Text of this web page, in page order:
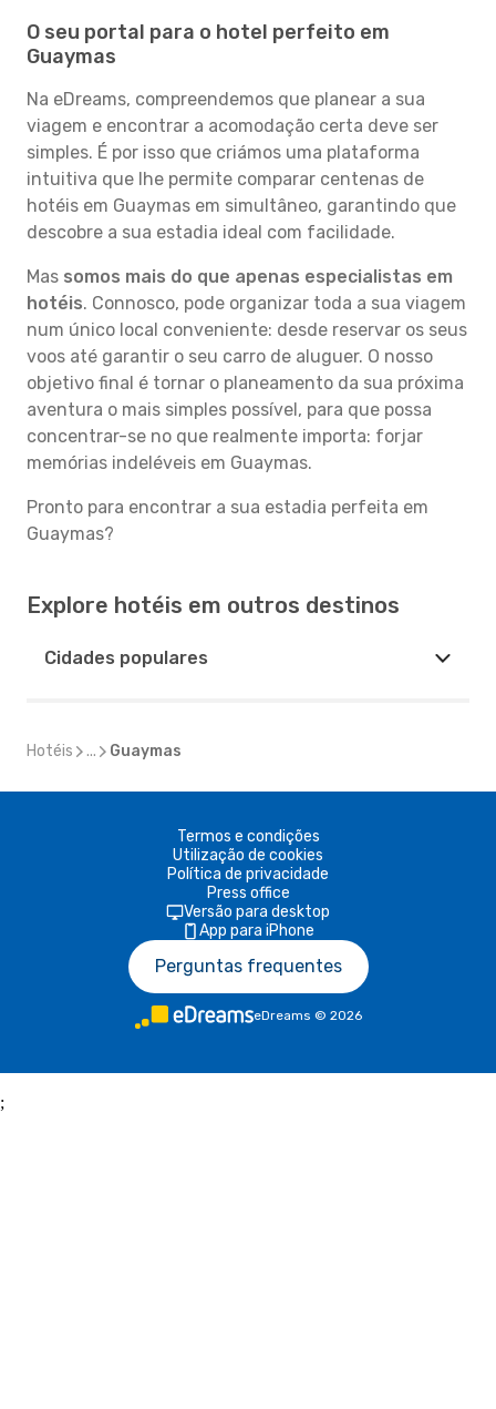
O seu portal para o hotel perfeito em
Guaymas
Na eDreams, compreendemos que planear a sua
viagem e encontrar a acomodação certa deve ser
simples. É por isso que criámos uma plataforma
intuitiva que lhe permite comparar centenas de
hotéis em Guaymas em simultâneo, garantindo que
descobre a sua estadia ideal com facilidade.
Mas somos mais do que apenas especialistas em
hotéis. Connosco, pode organizar toda a sua viagem
num único local conveniente: desde reservar os seus
voos até garantir o seu carro de aluguer. O nosso
objetivo final é tornar o planeamento da sua próxima
aventura o mais simples possível, para que possa
concentrar-se no que realmente importa: forjar
memórias indeléveis em Guaymas.
Pronto para encontrar a sua estadia perfeita em
Guaymas?
Explore hotéis em outros destinos
Cidades populares
Hotéis ... Guaymas
Termos e condições
Utilização de cookies
Política de privacidade
Press office
Versão para desktop
App para iPhone
Perguntas frequentes
eDreams © 2026
;